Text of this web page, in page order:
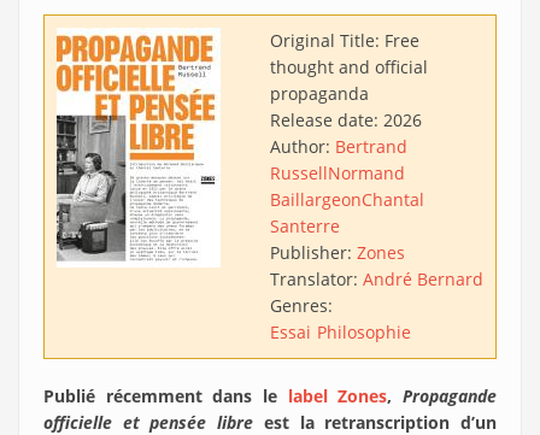
Original Title: Free
thought and official
propaganda
Release date: 2026
Author: Bertrand
RussellNormand
BaillargeonChantal
Santerre
Publisher: Zones
Translator: André Bernard
Genres:
Essai Philosophie
Publié récemment dans le label Zones,Propagande
officielle et pensée libre est la retranscription d’un